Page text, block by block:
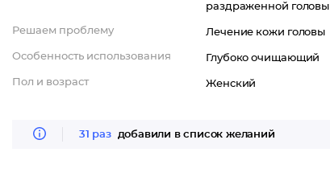
раздраженной головы
Решаем проблему Лечение кожи головы
Особенность использования Глубоко очищающий
Пол и возраст Женский
31 раз добавили в список желаний